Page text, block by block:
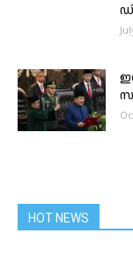
HOT NEWS